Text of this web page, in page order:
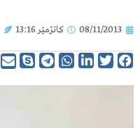
08/11/2013 کاتژمێر 13:16